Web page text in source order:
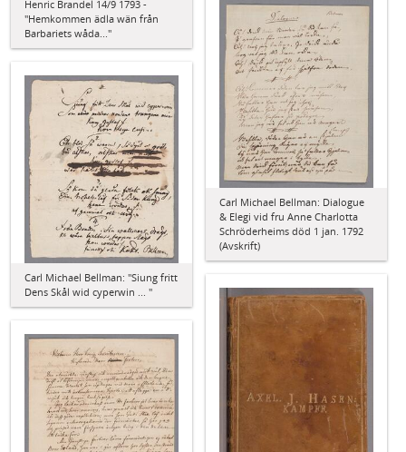
Henric Brandel 14/9 1793 -
"Hemkommen ädla wän från
Barbariets wåda..."
Carl Michael Bellman: Dialogue
& Elegi vid fru Anne Charlotta
Schröderheims död 1 jan. 1792
(Avskrift)
Carl Michael Bellman: "Siung fritt
Dens Skål wid cyperwin ... "